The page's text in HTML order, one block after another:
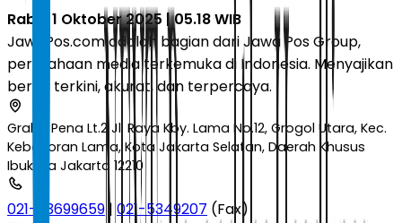
Rabu, 1 Oktober 2025 | 05.18 WIB
JawaPos.com adalah bagian dari Jawa Pos Group,
perusahaan media terkemuka di Indonesia. Menyajikan
berita terkini, akurat, dan terpercaya.
Graha Pena Lt.2 Jl. Raya Kby. Lama No.12, Grogol Utara, Kec.
Kebayoran Lama, Kota Jakarta Selatan, Daerah Khusus
Ibukota Jakarta 12210
021-53699659 | 021-5349207 (Fax)